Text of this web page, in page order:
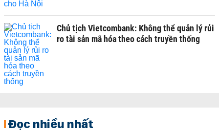
Chủ tịch Vietcombank: Không thể quản lý rủi
ro tài sản mã hóa theo cách truyền thống
Đọc nhiều nhất